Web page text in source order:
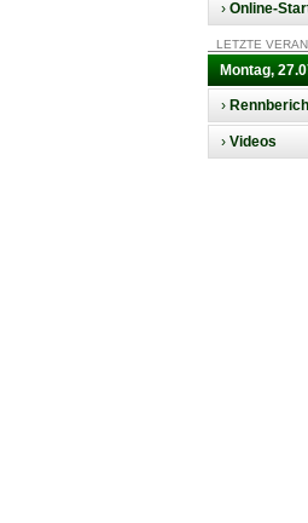
› Online-
LETZTE
Montag,
›
› Videos